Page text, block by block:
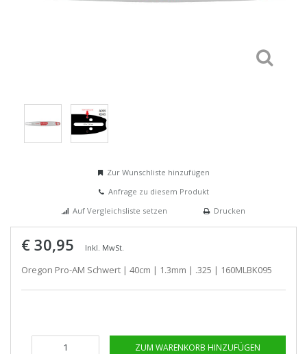
Zur Wunschliste hinzufügen
Anfrage zu diesem Produkt
Auf Vergleichsliste setzen
Drucken
€ 30,95 Inkl. MwSt.
Oregon Pro-AM Schwert | 40cm | 1.3mm | .325 | 160MLBK095
ZUM WARENKORB HINZUFÜGEN